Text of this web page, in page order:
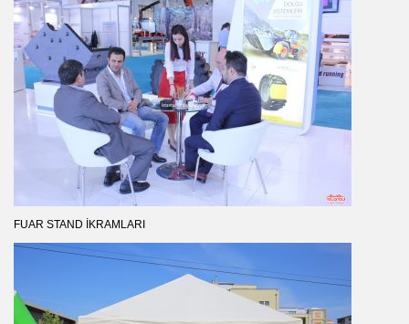
FUAR STAND İKRAMLARI